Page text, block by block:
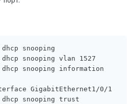
snooping
snooping vlan 1527
snooping information
GigabitEthernet1/0/1
snooping trust